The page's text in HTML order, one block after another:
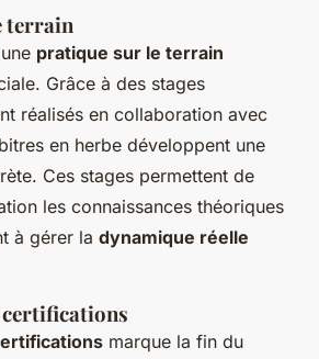
terrain
pratique sur le terrain
Grâce à des stages
réalisés en collaboration avec
en herbe développent une
Ces stages permettent de
les connaissances théoriques
à gérer la dynamique réelle
marque la fin du